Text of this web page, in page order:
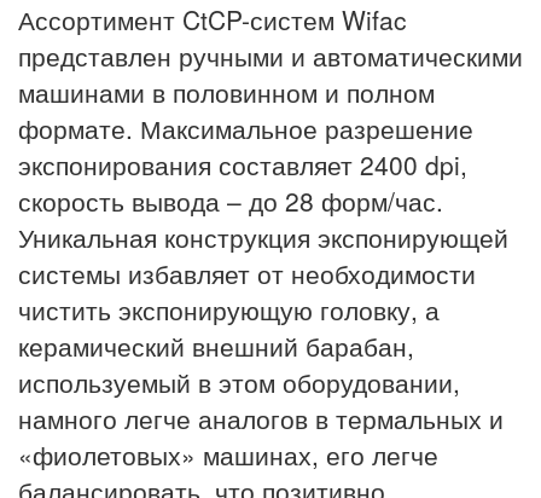
Ассортимент CtCP-систем Wifac
представлен ручными и автоматическими
машинами в половинном и полном
формате. Максимальное разрешение
экспонирования составляет 2400 dpi,
скорость вывода – до 28 форм/час.
Уникальная конструкция экспонирующей
системы избавляет от необходимости
чистить экспонирующую головку, а
керамический внешний барабан,
используемый в этом оборудовании,
намного легче аналогов в термальных и
«фиолетовых» машинах, его легче